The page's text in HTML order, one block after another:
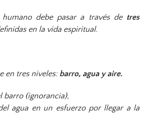
debe pasar a través detres
en la vida espiritual.
en tres niveles:barro, agua y aire.
barro (ignorancia),
agua en un esfuerzo por llegar a la